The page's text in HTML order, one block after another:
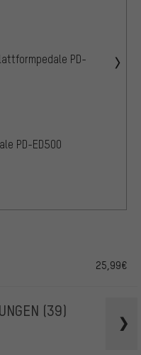
PD-
PD-ED500
25,99€
(39)